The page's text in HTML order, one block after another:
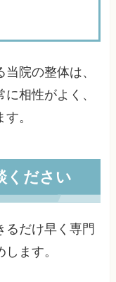
院の整体は、
相性がよく、
。
ください
るだけ早く専門
ます。